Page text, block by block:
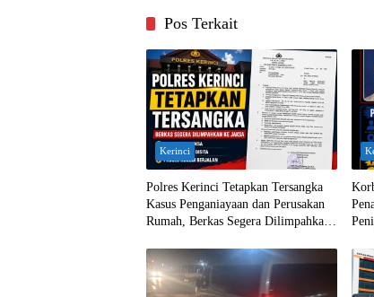
Pos Terkait
Kerinci
Polres Kerinci Tetapkan Tersangka
Kasus Penganiayaan dan Perusakan
Rumah, Berkas Segera Dilimpahkan